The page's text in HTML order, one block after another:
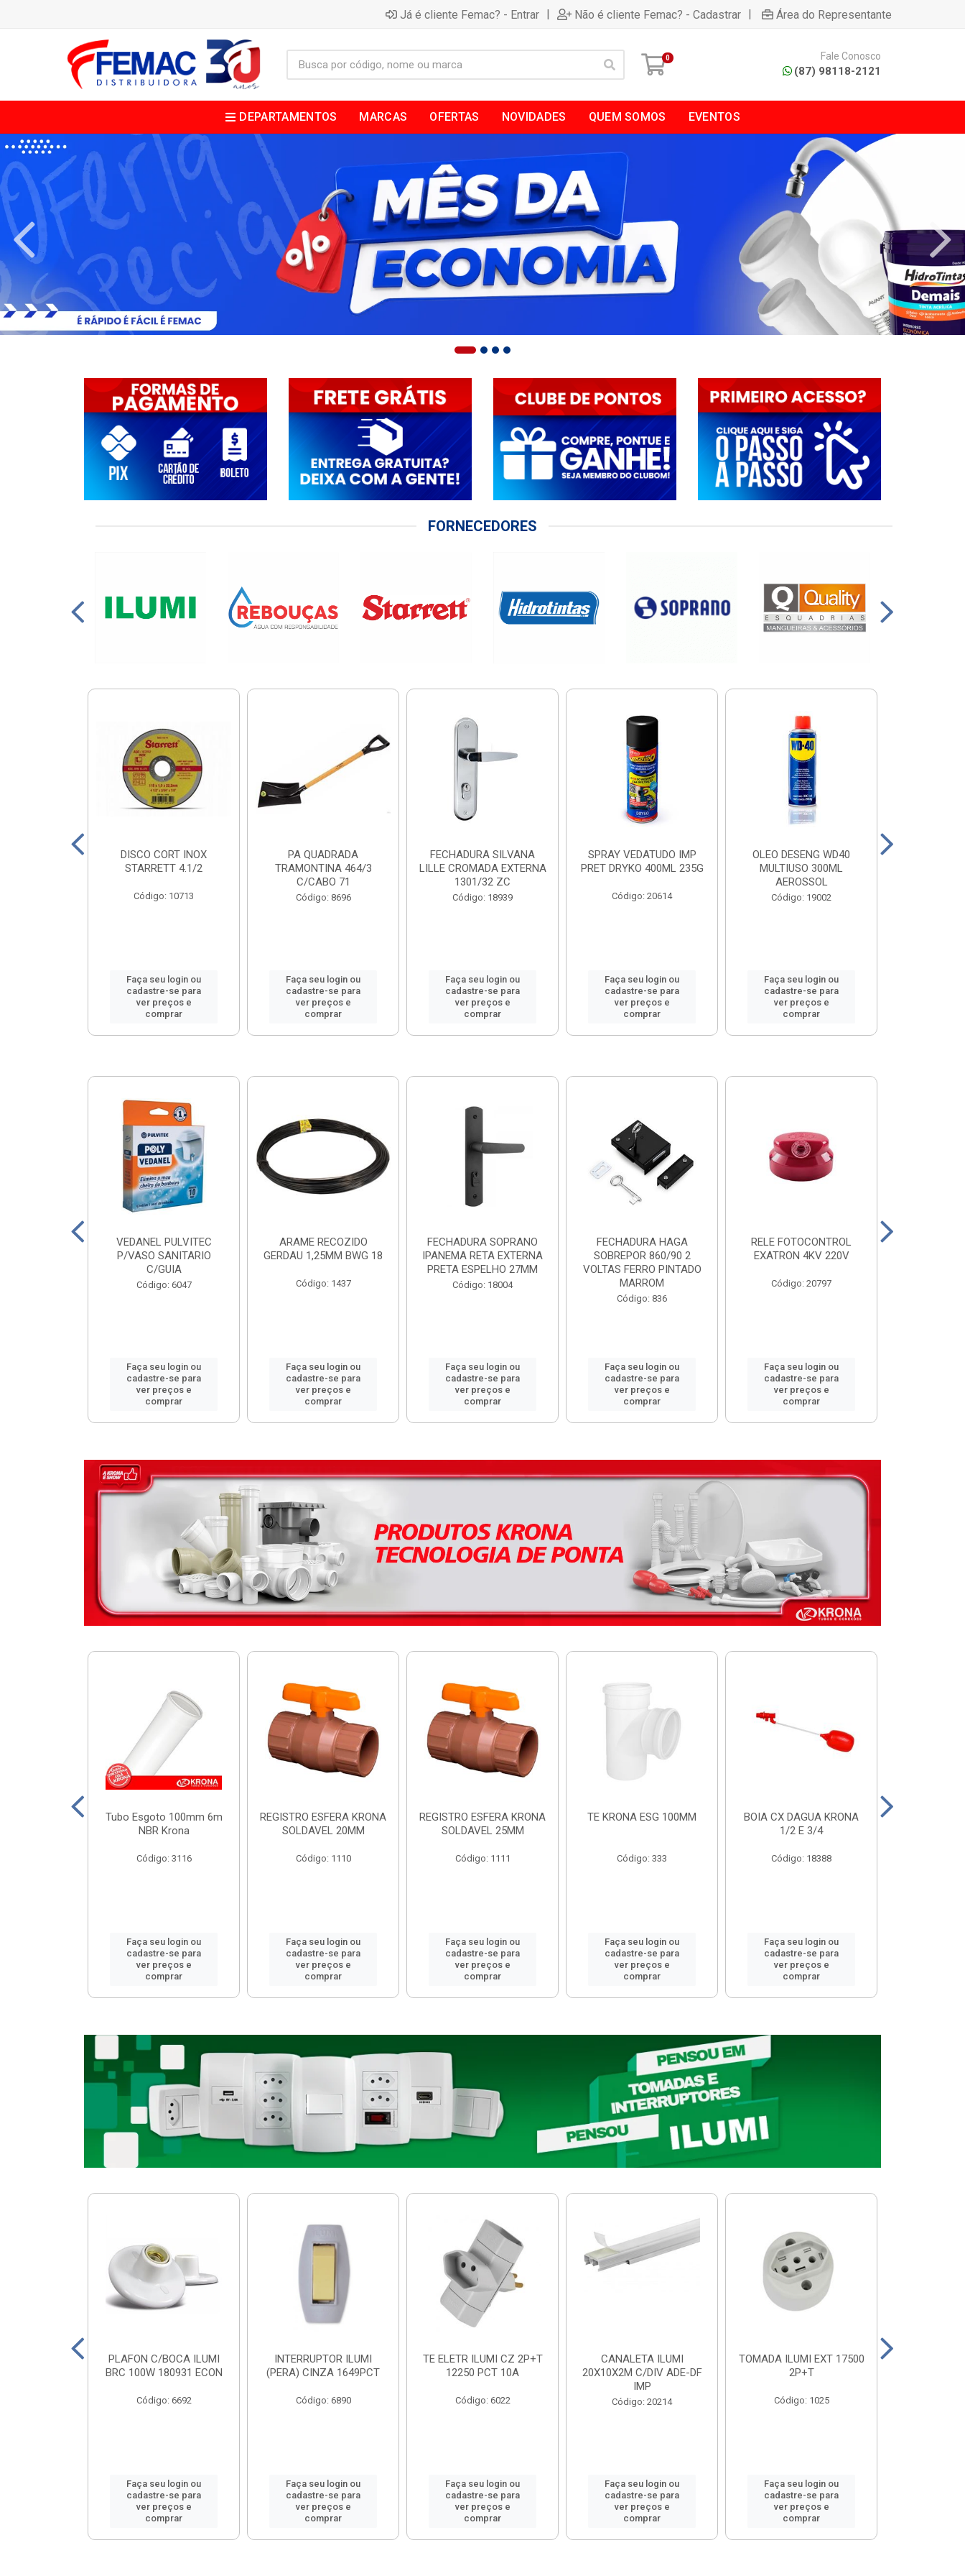
Já é cliente Femac? - Entrar | Não é cliente Femac? - Cadastrar | Área do Representante
0 Fale Conosco
(87) 98118-2121
DEPARTAMENTOS MARCAS OFERTAS NOVIDADES QUEM SOMOS EVENTOS
FORNECEDORES
DISCO CORT INOX
STARRETT 4.1/2
Código: 10713
Faça seu login ou
cadastre-se para
ver preços e
comprar
PA QUADRADA
TRAMONTINA 464/3
C/CABO 71
Código: 8696
Faça seu login ou
cadastre-se para
ver preços e
comprar
FECHADURA SILVANA
LILLE CROMADA EXTERNA
1301/32 ZC
Código: 18939
Faça seu login ou
cadastre-se para
ver preços e
comprar
SPRAY VEDATUDO IMP
PRET DRYKO 400ML 235G
Código: 20614
Faça seu login ou
cadastre-se para
ver preços e
comprar
OLEO DESENG WD40
MULTIUSO 300ML
AEROSSOL
Código: 19002
Faça seu login ou
cadastre-se para
ver preços e
comprar
VEDANEL PULVITEC
P/VASO SANITARIO
C/GUIA
Código: 6047
Faça seu login ou
cadastre-se para
ver preços e
comprar
ARAME RECOZIDO
GERDAU 1,25MM BWG 18
Código: 1437
Faça seu login ou
cadastre-se para
ver preços e
comprar
FECHADURA SOPRANO
IPANEMA RETA EXTERNA
PRETA ESPELHO 27MM
Código: 18004
Faça seu login ou
cadastre-se para
ver preços e
comprar
FECHADURA HAGA
SOBREPOR 860/90 2
VOLTAS FERRO PINTADO
MARROM
Código: 836
Faça seu login ou
cadastre-se para
ver preços e
comprar
RELE FOTOCONTROL
EXATRON 4KV 220V
Código: 20797
Faça seu login ou
cadastre-se para
ver preços e
comprar
Tubo Esgoto 100mm 6m
NBR Krona
Código: 3116
Faça seu login ou
cadastre-se para
ver preços e
comprar
REGISTRO ESFERA KRONA
SOLDAVEL 20MM
Código: 1110
Faça seu login ou
cadastre-se para
ver preços e
comprar
REGISTRO ESFERA KRONA
SOLDAVEL 25MM
Código: 1111
Faça seu login ou
cadastre-se para
ver preços e
comprar
TE KRONA ESG 100MM
Código: 333
Faça seu login ou
cadastre-se para
ver preços e
comprar
BOIA CX DAGUA KRONA
1/2 E 3/4
Código: 18388
Faça seu login ou
cadastre-se para
ver preços e
comprar
PLAFON C/BOCA ILUMI
BRC 100W 180931 ECON
Código: 6692
Faça seu login ou
cadastre-se para
ver preços e
comprar
INTERRUPTOR ILUMI
(PERA) CINZA 1649PCT
Código: 6890
Faça seu login ou
cadastre-se para
ver preços e
comprar
TE ELETR ILUMI CZ 2P+T
12250 PCT 10A
Código: 6022
Faça seu login ou
cadastre-se para
ver preços e
comprar
CANALETA ILUMI
20X10X2M C/DIV ADE-DF
IMP
Código: 20214
Faça seu login ou
cadastre-se para
ver preços e
comprar
TOMADA ILUMI EXT 17500
2P+T
Código: 1025
Faça seu login ou
cadastre-se para
ver preços e
comprar